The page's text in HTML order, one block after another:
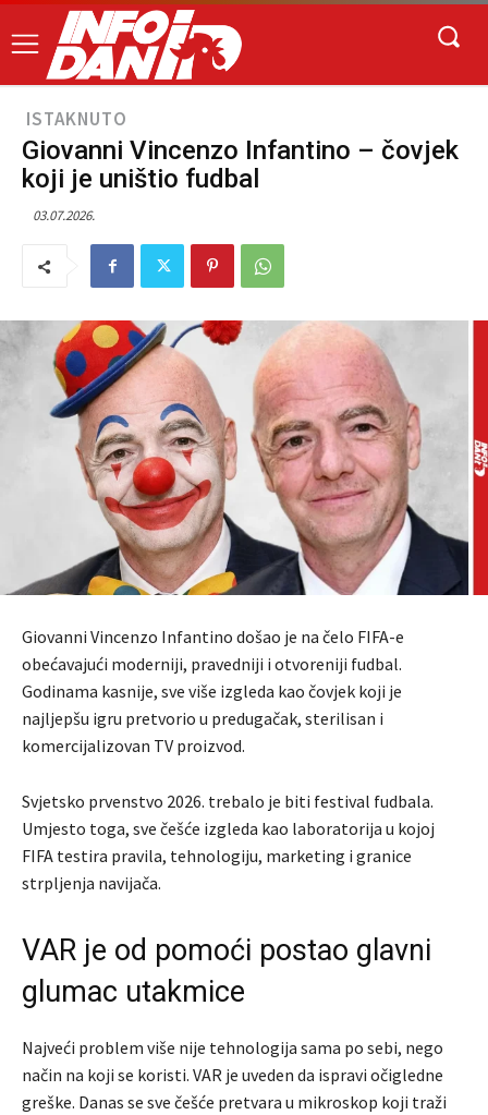
ISTAKNUTO
Giovanni Vincenzo Infantino – čovjek
koji je uništio fudbal
03.07.2026.
Giovanni Vincenzo Infantino došao je na čelo FIFA-e
obećavajući moderniji, pravedniji i otvoreniji fudbal.
Godinama kasnije, sve više izgleda kao čovjek koji je
najljepšu igru pretvorio u predugačak, sterilisan i
komercijalizovan TV proizvod.
Svjetsko prvenstvo 2026. trebalo je biti festival fudbala.
Umjesto toga, sve češće izgleda kao laboratorija u kojoj
FIFA testira pravila, tehnologiju, marketing i granice
strpljenja navijača.
VAR je od pomoći postao glavni
glumac utakmice
Najveći problem više nije tehnologija sama po sebi, nego
način na koji se koristi. VAR je uveden da ispravi očigledne
greške. Danas se sve češće pretvara u mikroskop koji traži